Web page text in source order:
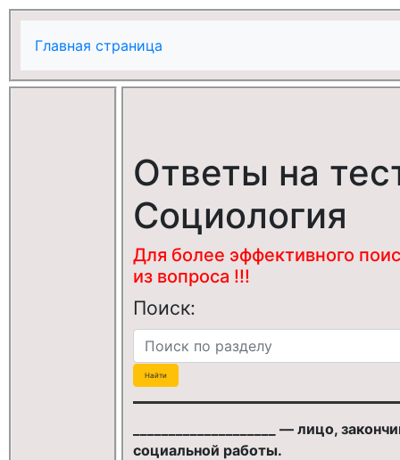
Главная страница
Ответы на
Социология
Для более эффективного
из вопроса !!!
Поиск:
____________________ — лицо,
социальной работы.